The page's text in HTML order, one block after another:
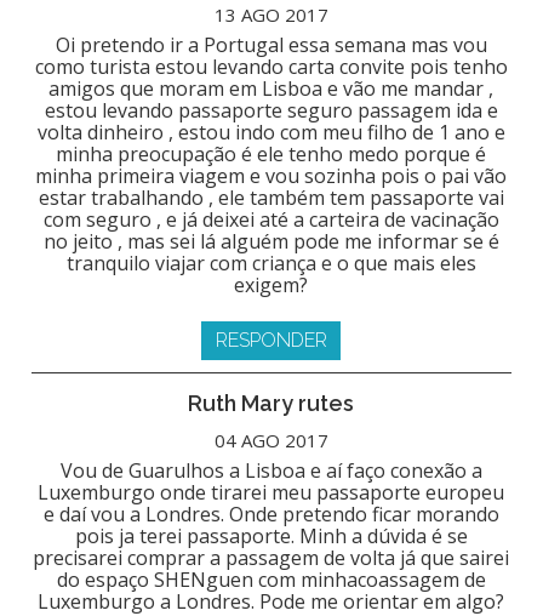
13 AGO 2017
Oi pretendo ir a Portugal essa semana mas vou
como turista estou levando carta convite pois tenho
amigos que moram em Lisboa e vão me mandar ,
estou levando passaporte seguro passagem ida e
volta dinheiro , estou indo com meu filho de 1 ano e
minha preocupação é ele tenho medo porque é
minha primeira viagem e vou sozinha pois o pai vão
estar trabalhando , ele também tem passaporte vai
com seguro , e já deixei até a carteira de vacinação
no jeito , mas sei lá alguém pode me informar se é
tranquilo viajar com criança e o que mais eles
exigem?
RESPONDER
Ruth Mary rutes
04 AGO 2017
Vou de Guarulhos a Lisboa e aí faço conexão a
Luxemburgo onde tirarei meu passaporte europeu
e daí vou a Londres. Onde pretendo ficar morando
pois ja terei passaporte. Minh a dúvida é se
precisarei comprar a passagem de volta já que sairei
do espaço SHENguen com minhacoassagem de
Luxemburgo a Londres. Pode me orientar em algo?